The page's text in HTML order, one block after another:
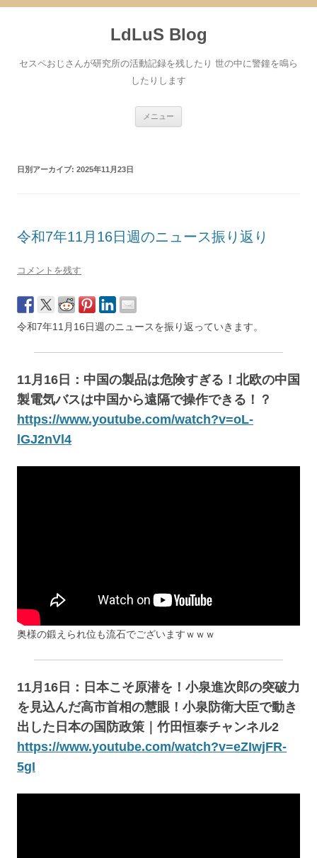
へ
ス
LdLuS Blog
セスペおじさんが研究所の活動記録を残したり 世の中に警鐘を鳴ら
したりします
メニュー
日別アーカイブ: 2025年11月23日
令和7年11月16日週のニュース振り返り
コメントを残す
令和7年11月16日週のニュースを振り返っていきます。
11月16日：中国の製品は危険すぎる！北欧の中国
製電気バスは中国から遠隔で操作できる！？
https://www.youtube.com/watch?v=oL-
lGJ2nVl4
奥様の鍛えられ位も流石でございますｗｗｗ
11月16日：日本こそ原潜を！小泉進次郎の突破力
を見込んだ高市首相の慧眼！小泉防衛大臣で動き
出した日本の国防政策｜竹田恒泰チャンネル2
https://www.youtube.com/watch?v=eZIwjFR-
5gI